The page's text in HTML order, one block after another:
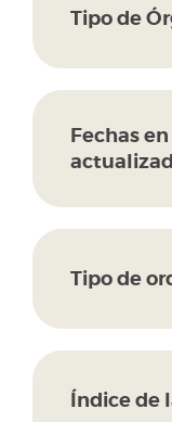
Tipo de
Fechas
Tipo de
Índice de